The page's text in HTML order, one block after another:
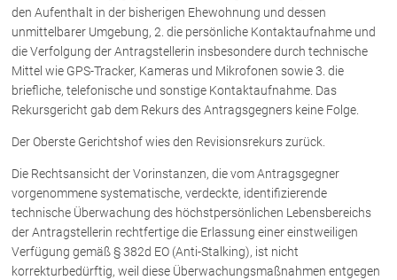
Rechtsnews
Publikationen
Paragraphen & Mehr
NOVUM
Fachliteratur
FAQ
den Aufenthalt in der bisherigen Ehewohnung und dessen
unmittelbarer Umgebung, 2. die persönliche Kontaktaufnahme und
die Verfolgung der Antragstellerin insbesondere durch technische
Mittel wie GPS-Tracker, Kameras und Mikrofonen sowie 3. die
briefliche, telefonische und sonstige Kontaktaufnahme. Das
Rekursgericht gab dem Rekurs des Antragsgegners keine Folge.
Der Oberste Gerichtshof wies den Revisionsrekurs zurück.
Die Rechtsansicht der Vorinstanzen, die vom Antragsgegner
vorgenommene systematische, verdeckte, identifizierende
technische Überwachung des höchstpersönlichen Lebensbereichs
der Antragstellerin rechtfertige die Erlassung einer einstweiligen
Verfügung gemäß § 382d EO (Anti-Stalking), ist nicht
korrekturbedürftig, weil diese Überwachungsmaßnahmen entgegen